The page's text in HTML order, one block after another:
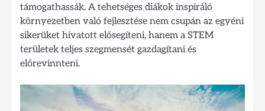
támogathassák. A tehetséges diákok inspiráló
környezetben való fejlesztése nem csupán az egyéni
sikerüket hivatott elősegíteni, hanem a STEM
területek teljes szegmensét gazdagítani és
előrevinnteni.